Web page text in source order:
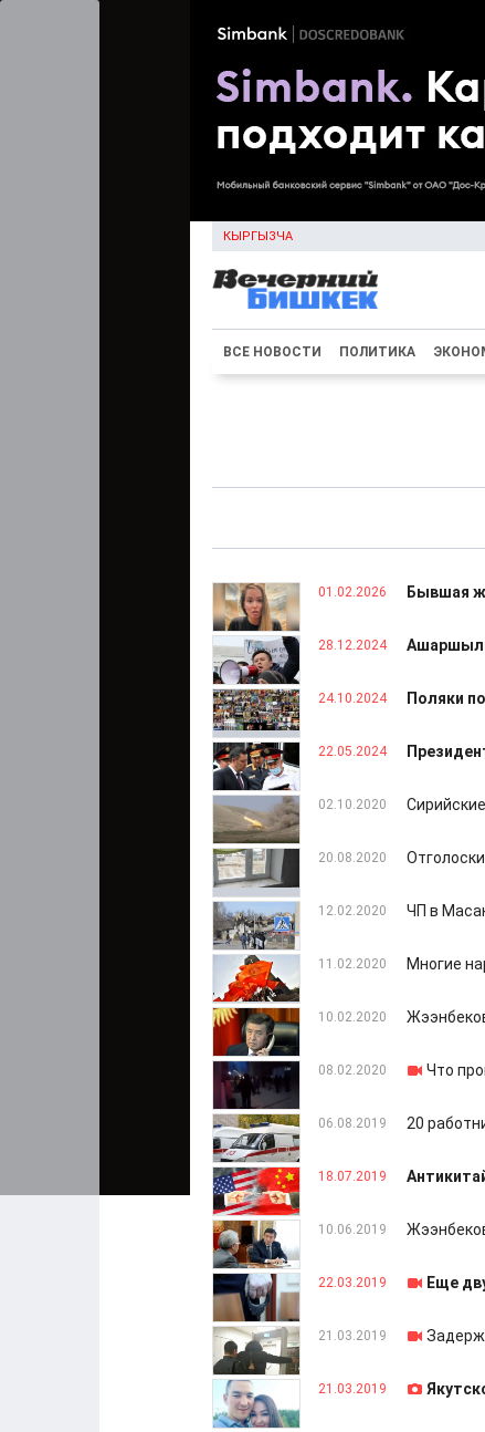
КЫРГЫЗЧА
ВСЕ НОВОСТИ ПОЛИТИКА
01.02.2026 Бывшая
28.12.2024
24.10.2024 Поляки
22.05.2024
02.10.2020
20.08.2020
12.02.2020 ЧП в
11.02.2020 Многие
10.02.2020
08.02.2020 Что
06.08.2019 20
18.07.2019
10.06.2019
22.03.2019 Еще
21.03.2019
21.03.2019